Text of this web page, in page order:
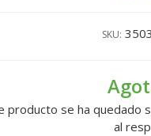
SKU:
producto se ha quedado
al